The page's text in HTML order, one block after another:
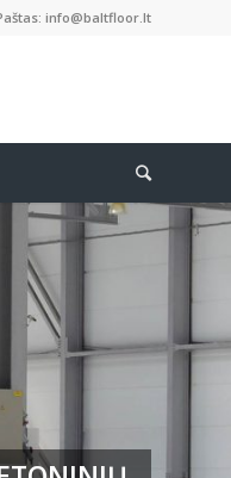
info@baltfloor.lt